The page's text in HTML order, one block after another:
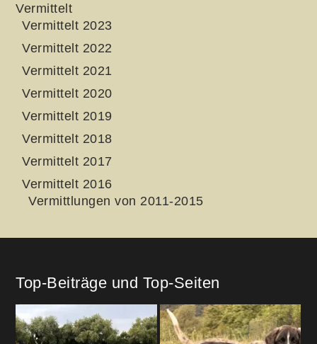
Vermittelt
Vermittelt 2023
Vermittelt 2022
Vermittelt 2021
Vermittelt 2020
Vermittelt 2019
Vermittelt 2018
Vermittelt 2017
Vermittelt 2016
Vermittlungen von 2011-2015
Top-Beiträge und Top-Seiten